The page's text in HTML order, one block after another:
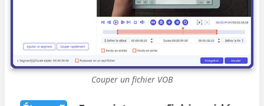
Couper un fichier VOB